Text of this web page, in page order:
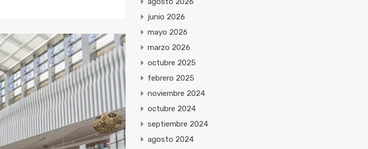
junio 2026
mayo 2026
marzo 2026
octubre 2025
febrero 2025
noviembre 2024
octubre 2024
septiembre 2024
agosto 2024